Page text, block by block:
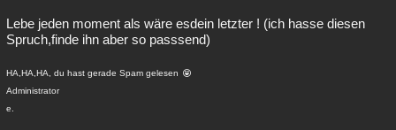
Lebe jeden moment als wäre esdein letzter ! (ich hasse diesen
Spruch,finde ihn aber so passsend)
HA,HA,HA, du hast gerade Spam gelesen
Administrator
e.